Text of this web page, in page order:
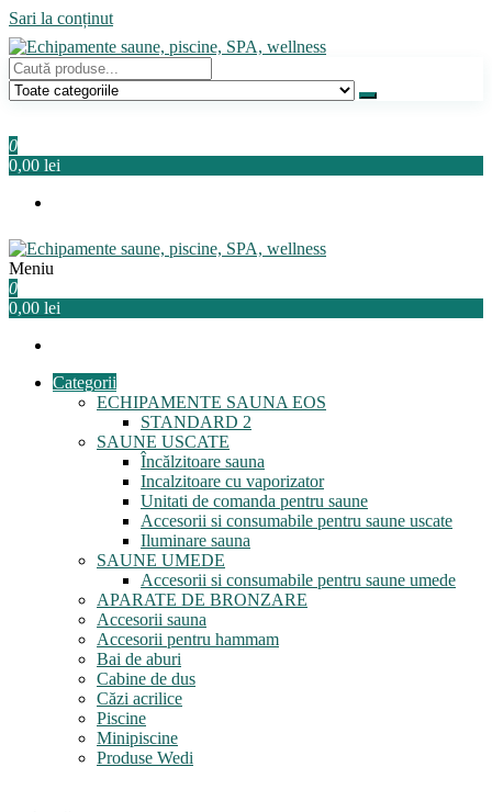
Sari la conținut
Echipamente saune, piscine, SPA, wellness
Relaxeaza-te!
0
0,00 lei
Echipamente saune, piscine, SPA, wellness
Relaxeaza-te!
Meniu
0
0,00 lei
Categorii
ECHIPAMENTE SAUNA EOS
STANDARD 2
SAUNE USCATE
Încălzitoare sauna
Incalzitoare cu vaporizator
Unitati de comanda pentru saune
Accesorii si consumabile pentru saune uscate
Iluminare sauna
SAUNE UMEDE
Accesorii si consumabile pentru saune umede
APARATE DE BRONZARE
Accesorii sauna
Accesorii pentru hammam
Bai de aburi
Cabine de dus
Căzi acrilice
Piscine
Minipiscine
Produse Wedi